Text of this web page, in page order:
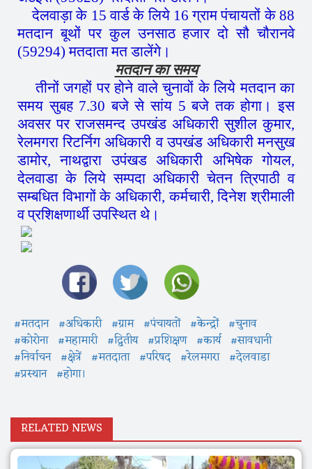
देलवाड़ा के 15 वार्ड के लिये 16 ग्राम पंचायतों के 88
मतदान बूथों पर कुल उनसाठ हजार दो सौ चौरानवे
(59294) मतदाता मत डालेंगे।
मतदान का समय
तीनों जगहों पर होने वाले चुनावों के लिये मतदान का
समय सुबह 7.30 बजे से सांय 5 बजे तक होगा। इस
अवसर पर राजसमन्द उपखंड अधिकारी सुशील कुमार,
रेलमगरा रिटर्निग अधिकारी व उपखंड अधिकारी मनसुख
डामोर, नाथद्वारा उपंखड अधिकारी अभिषेक गोयल,
देलवाडा के लिये सम्पदा अधिकारी चेतन त्रिपाठी व
सम्बधित विभागों के अधिकारी, कर्मचारी, दिनेश श्रीमाली
व प्रशिक्षणार्थी उपस्थित थे।
#मतदान #अधिकारी #ग्राम #पंचायतों #केन्द्रों #चुनाव
#कोरोना #महामारी #द्वितीय #प्रशिक्षण #कार्य #सावधानी
#निर्वाचन #क्षेत्रें #मतदाता #परिषद #रेलमगरा #देलवाडा
#प्रस्थान #होगा।
RELATED NEWS